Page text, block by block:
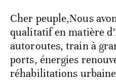
Cher peuple,Nous
qualitatif en matière
autoroutes, train à
ports, énergies
réhabilitations